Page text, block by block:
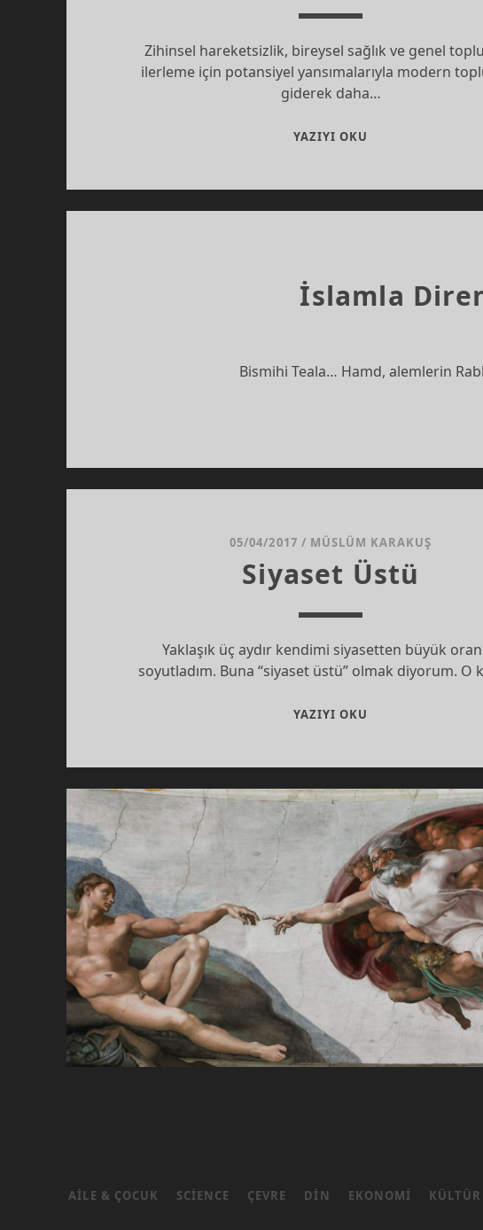
Zihinsel hareketsizlik, bireysel sağlık ve genel
ilerleme için potansiyel yansımalarıyla modern
giderek daha…
YAZIYI OKU
İslamla
Bismihi Teala… Hamd, alemlerin
05/04/2017 / MÜSLÜM KARAKUŞ
Siyaset Üstü
Yaklaşık üç aydır kendimi siyasetten büyük
soyutladım. Buna “siyaset üstü” olmak diyorum. O
YAZIYI OKU
AILE & ÇOCUK SCIENCE ÇEVRE DIN EKONOMI